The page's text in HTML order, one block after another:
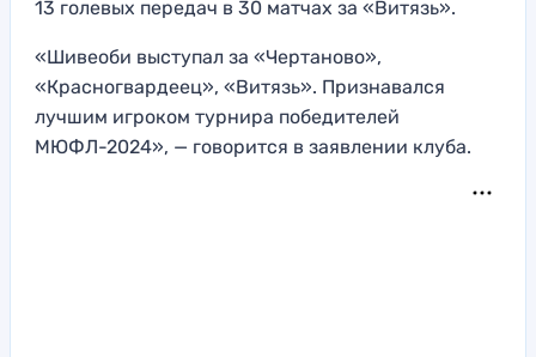
13 голевых передач в 30 матчах за «Витязь».
«Шивеоби выступал за «Чертаново»,
«Красногвардеец», «Витязь». Признавался
лучшим игроком турнира победителей
МЮФЛ-2024», — говорится в заявлении клуба.